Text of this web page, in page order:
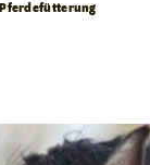
Pferdefütterung